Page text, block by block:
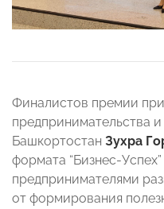
Финалистов премии
предпринимательства
Башкортостан Зухра
формата “Бизнес-
предпринимателями
от формирования